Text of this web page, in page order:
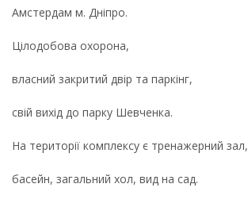
Амстердам м. Дніпро.
Цілодобова охорона,
власний закритий двір та паркінг,
свій вихід до парку Шевченка.
На території комплексу є тренажерний зал,
басейн, загальний хол, вид на сад.